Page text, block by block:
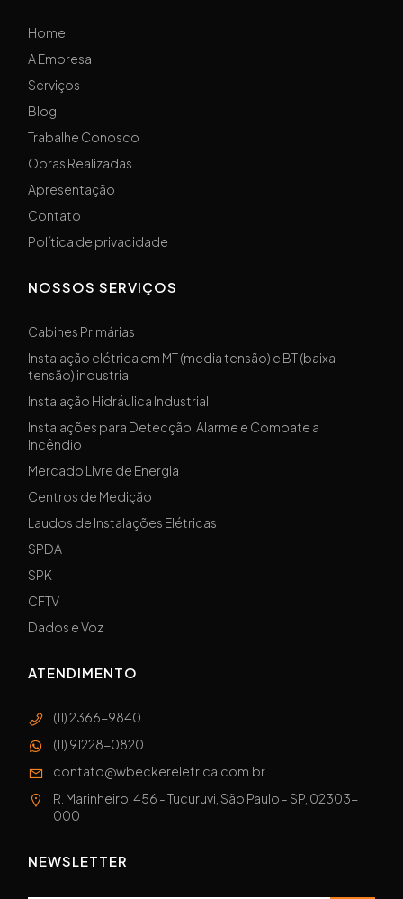
Home
A Empresa
Serviços
Blog
Trabalhe Conosco
Obras Realizadas
Apresentação
Contato
Política de privacidade
NOSSOS SERVIÇOS
Cabines Primárias
Instalação elétrica em MT (media tensão) e BT (baixa
tensão) industrial
Instalação Hidráulica Industrial
Instalações para Detecção, Alarme e Combate a
Incêndio
Mercado Livre de Energia
Centros de Medição
Laudos de Instalações Elétricas
SPDA
SPK
CFTV
Dados e Voz
ATENDIMENTO
(11) 2366-9840
(11) 91228-0820
contato@wbeckereletrica.com.br
R. Marinheiro, 456 - Tucuruvi, São Paulo - SP, 02303-
000
NEWSLETTER